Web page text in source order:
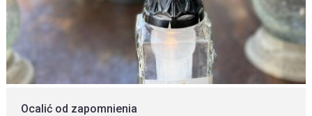
Ocalić od zapomnienia